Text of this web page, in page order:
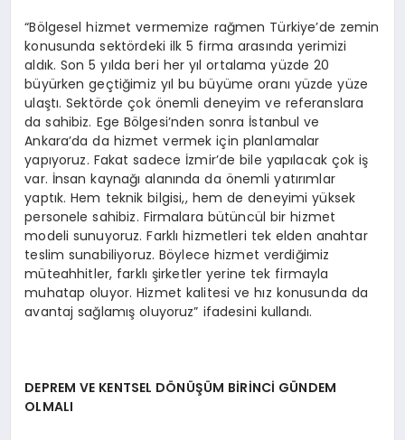
“Bölgesel hizmet vermemize rağmen Türkiye’de zemin
konusunda sektördeki ilk 5 firma arasında yerimizi
aldık. Son 5 yılda beri her yıl ortalama yüzde 20
büyürken geçtiğimiz yıl bu büyüme oranı yüzde yüze
ulaştı. Sektörde çok önemli deneyim ve referanslara
da sahibiz. Ege Bölgesi’nden sonra İstanbul ve
Ankara’da da hizmet vermek için planlamalar
yapıyoruz. Fakat sadece İzmir’de bile yapılacak çok iş
var. İnsan kaynağı alanında da önemli yatırımlar
yaptık. Hem teknik bilgisi,, hem de deneyimi yüksek
personele sahibiz. Firmalara bütüncül bir hizmet
modeli sunuyoruz. Farklı hizmetleri tek elden anahtar
teslim sunabiliyoruz. Böylece hizmet verdiğimiz
müteahhitler, farklı şirketler yerine tek firmayla
muhatap oluyor. Hizmet kalitesi ve hız konusunda da
avantaj sağlamış oluyoruz” ifadesini kullandı.
DEPREM VE KENTSEL DÖNÜŞÜM BİRİNCİ GÜNDEM
OLMALI